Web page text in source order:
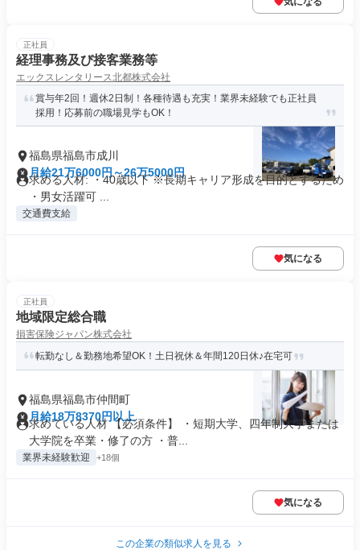
正社員
経理事務及び接客業務等
エックスレンタリース北都株式会社
賞与年2回！週休2日制！各種待遇も充実！業界未経験でも正社員
採用！応募前の職場見学もOK！
福島県福島市成川
月給21万6000円～26万5000円
求める人材: ・40歳以下 ※長期キャリア形成を目的とするため
・男女活躍可 ...
交通費支給
気になる
正社員
地域限定総合職
損害保険ジャパン株式会社
転勤なし＆勤務地希望OK！土日祝休＆年間120日休♪在宅可
福島県福島市仲間町
月給18万8370円以上
求めている人材 【必須条件】 ・短期大学、四年制大学または
大学院を卒業・修了の方 ・普...
業界未経験歓迎 +18個
気になる
この企業の類似求人を見る